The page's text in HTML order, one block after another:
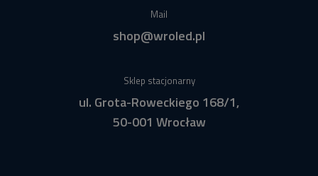
Mail
shop@wroled.pl
Sklep stacjonarny
ul. Grota-Roweckiego 168/1,
50-001 Wrocław